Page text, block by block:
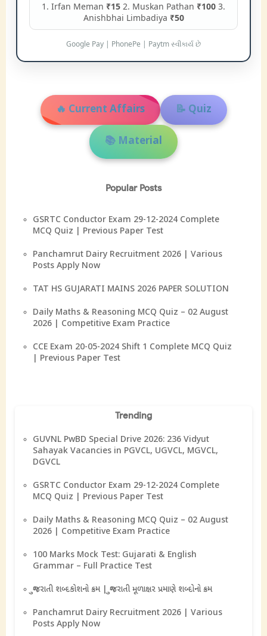
1. Irfan Meman ₹15 2. Muskan Pathan ₹100 3.
Anishbhai Limbadiya ₹50
Google Pay | PhonePe | Paytm સ્વીકાર્ય છે
🔥 Current Affairs 📝 Quiz
📚 Material
Popular Posts
GSRTC Conductor Exam 29-12-2024 Complete
MCQ Quiz | Previous Paper Test
Panchamrut Dairy Recruitment 2026 | Various
Posts Apply Now
TAT HS GUJARATI MAINS 2026 PAPER SOLUTION
Daily Maths & Reasoning MCQ Quiz – 02 August
2026 | Competitive Exam Practice
CCE Exam 20-05-2024 Shift 1 Complete MCQ Quiz
| Previous Paper Test
Trending
GUVNL PwBD Special Drive 2026: 236 Vidyut
Sahayak Vacancies in PGVCL, UGVCL, MGVCL,
DGVCL
GSRTC Conductor Exam 29-12-2024 Complete
MCQ Quiz | Previous Paper Test
Daily Maths & Reasoning MCQ Quiz – 02 August
2026 | Competitive Exam Practice
100 Marks Mock Test: Gujarati & English
Grammar – Full Practice Test
ગુજરાતી શબ્દકોશનો ક્રમ | ગુજરાતી મૂળાક્ષર પ્રમાણે શબ્દોનો ક્રમ
Panchamrut Dairy Recruitment 2026 | Various
Posts Apply Now